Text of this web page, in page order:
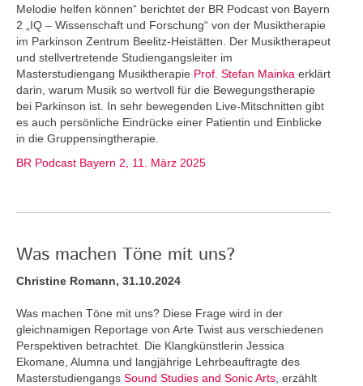
Melodie helfen können“ berichtet der BR Podcast von Bayern
2 „IQ – Wissenschaft und Forschung“ von der Musiktherapie
im Parkinson Zentrum Beelitz-Heistätten. Der Musiktherapeut
und stellvertretende Studiengangsleiter im
Masterstudiengang Musiktherapie Prof. Stefan Mainka erklärt
darin, warum Musik so wertvoll für die Bewegungstherapie
bei Parkinson ist. In sehr bewegenden Live-Mitschnitten gibt
es auch persönliche Eindrücke einer Patientin und Einblicke
in die Gruppensingtherapie.
BR Podcast Bayern 2, 11. März 2025
Was machen Töne mit uns?
Christine Romann, 31.10.2024
Was machen Töne mit uns? Diese Frage wird in der
gleichnamigen Reportage von Arte Twist aus verschiedenen
Perspektiven betrachtet. Die Klangkünstlerin Jessica
Ekomane, Alumna und langjährige Lehrbeauftragte des
Masterstudiengangs Sound Studies and Sonic Arts , erzählt